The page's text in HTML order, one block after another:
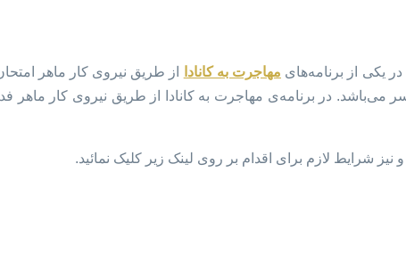
یکی از برنامه‌های مهاجرت به کانادا
از طریق نیروی کار ماهر
در برنامه‌ی مهاجرت به کانادا از طریق نیروی کار ماهر
شرایط لازم برای اقدام بر روی لینک زیر کلیک نمائید.